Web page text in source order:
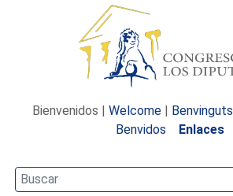
Bienvenidos | Welcome | Benvinguts
Benvidos
Enlaces